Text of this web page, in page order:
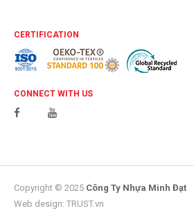
CERTIFICATION
CONNECT WITH US
Copyright © 2025 Công Ty Nhựa Minh Đạt
Web design: TRUST.vn